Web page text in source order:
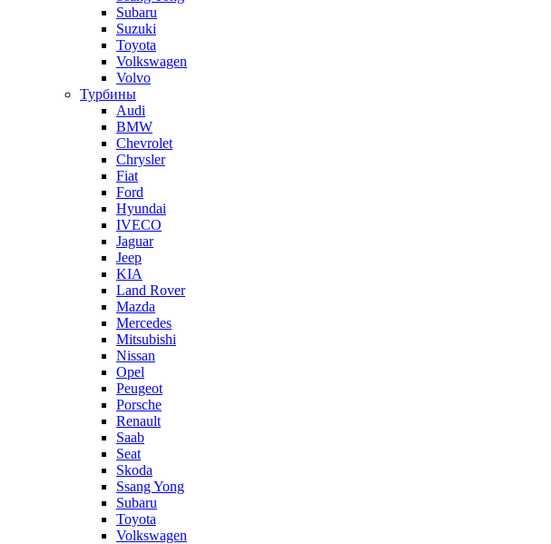
Subaru
Suzuki
Toyota
Volkswagen
Volvo
Турбины
Audi
BMW
Chevrolet
Chrysler
Fiat
Ford
Hyundai
IVECO
Jaguar
Jeep
KIA
Land Rover
Mazda
Mercedes
Mitsubishi
Nissan
Opel
Peugeot
Porsche
Renault
Saab
Seat
Skoda
Ssang Yong
Subaru
Toyota
Volkswagen